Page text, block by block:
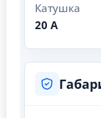
Катушка
20 А